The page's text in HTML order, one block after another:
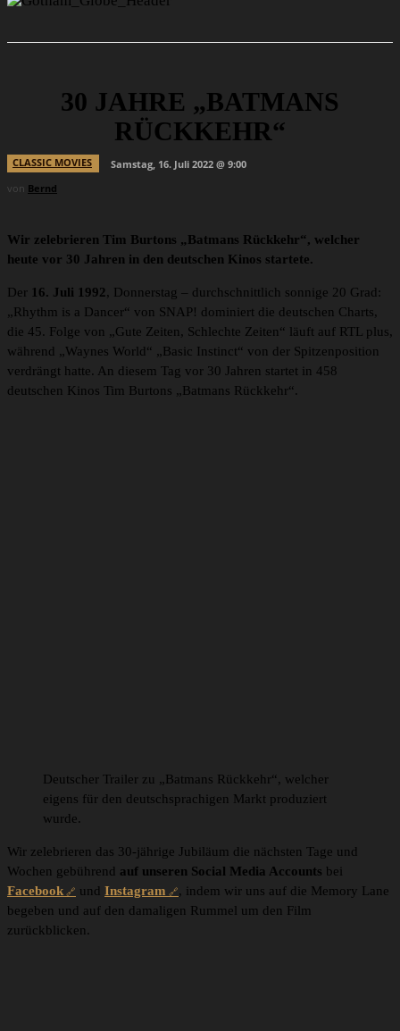
30 JAHRE „BATMANS
RÜCKKEHR“
CLASSIC MOVIES
Samstag, 16. Juli 2022 @ 9:00
von Bernd
Wir zelebrieren Tim Burtons „Batmans Rückkehr“, welcher
heute vor 30 Jahren in den deutschen Kinos startete.
Der 16. Juli 1992, Donnerstag – durchschnittlich sonnige 20 Grad:
„Rhythm is a Dancer“ von SNAP! dominiert die deutschen Charts,
die 45. Folge von „Gute Zeiten, Schlechte Zeiten“ läuft auf RTL plus,
während „Waynes World“ „Basic Instinct“ von der Spitzenposition
verdrängt hatte. An diesem Tag vor 30 Jahren startet in 458
deutschen Kinos Tim Burtons „Batmans Rückkehr“.
Deutscher Trailer zu „Batmans Rückkehr“, welcher
eigens für den deutschsprachigen Markt produziert
wurde.
Wir zelebrieren das 30-jährige Jubiläum die nächsten Tage und
Wochen gebührend auf unseren Social Media Accounts bei
Facebook
und Instagram
, indem wir uns auf die Memory Lane
begeben und auf den damaligen Rummel um den Film
zurückblicken.